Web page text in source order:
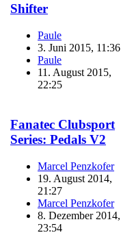
Shifter
Paule
3. Juni 2015, 11:36
Paule
11. August 2015,
22:25
Fanatec Clubsport
Series: Pedals V2
Marcel Penzkofer
19. August 2014,
21:27
Marcel Penzkofer
8. Dezember 2014,
23:54